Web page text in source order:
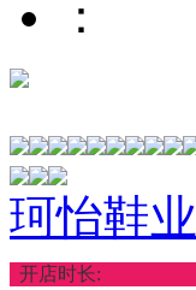
：
珂怡鞋业
开店时长: